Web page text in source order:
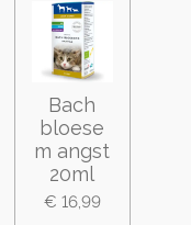
Bach
bloese
m angst
20ml
€ 16,99